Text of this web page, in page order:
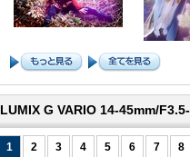
LUMIX G VARIO 14-45mm/
1 2 3 4 5 6 7 8